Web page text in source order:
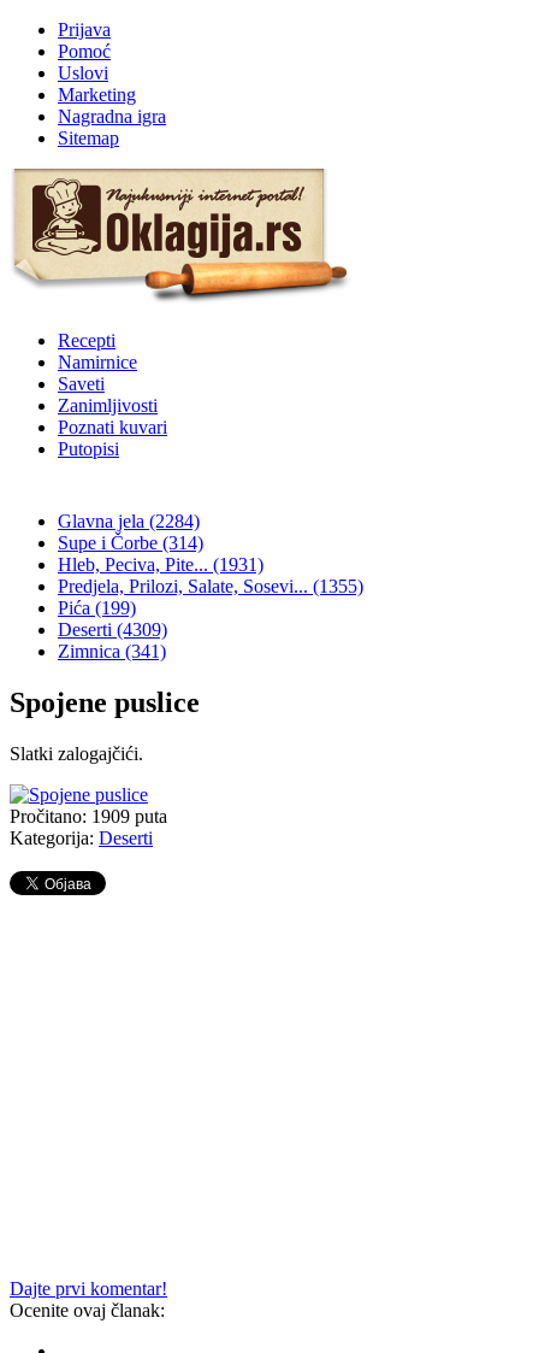
Prijava
Pomoć
Uslovi
Marketing
Nagradna igra
Sitemap
Recepti
Namirnice
Saveti
Zanimljivosti
Poznati kuvari
Putopisi
Glavna jela (2284)
Supe i Čorbe (314)
Hleb, Peciva, Pite... (1931)
Predjela, Prilozi, Salate, Sosevi... (1355)
Pića (199)
Deserti (4309)
Zimnica (341)
Spojene puslice
Slatki zalogajčići.
Pročitano: 1909 puta
Kategorija: Deserti
Dajte prvi komentar!
Ocenite ovaj članak: